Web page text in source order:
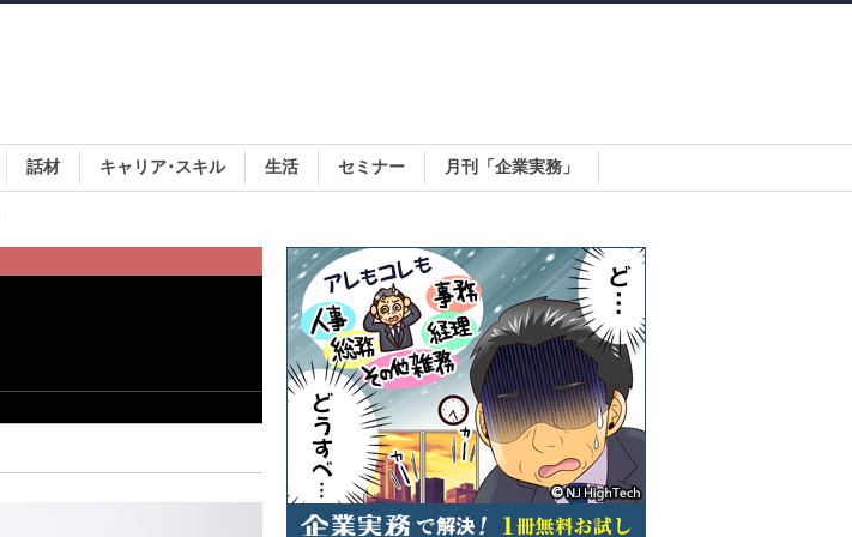
話材 キャリア･スキル 生活 セミナー 月刊「企業実務」